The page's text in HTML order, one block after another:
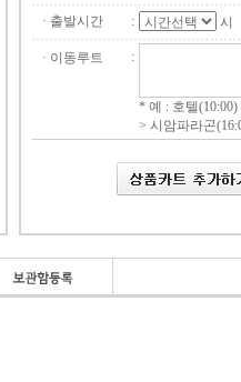
· 출발시간
: 시
· 이동루트 :
* 예 : 호텔
> 시암파라곤